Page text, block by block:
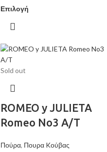
Επιλογή
Sold out
ROMEO y JULIETA
Romeo No3 A/T
Πούρα, Πουρα Kούβας